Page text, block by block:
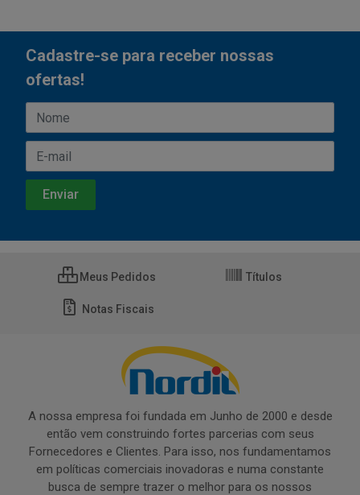
Cadastre-se para receber nossas
ofertas!
Meus Pedidos Títulos
Notas Fiscais
A nossa empresa foi fundada em Junho de 2000 e desde
então vem construindo fortes parcerias com seus
Fornecedores e Clientes. Para isso, nos fundamentamos
em políticas comerciais inovadoras e numa constante
busca de sempre trazer o melhor para os nossos